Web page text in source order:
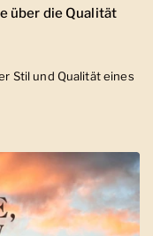
über die Qualität
Stil und Qualität eines